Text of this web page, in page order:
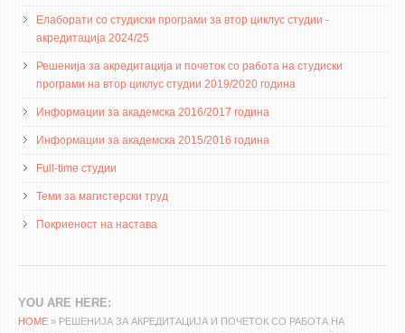
QIM-SEE
3DFindIT
WATERBRIDGING
CIRASIM
ENERGET
AIR QUALITY MODELLING
АКТИ
АКТИ
ЗАВРШНИ СМЕТКИ
Елаборати со студиски програми за втор циклус студии -
акредитација 2024/25
Решенија за акредитација и почеток со работа на студиски
програми на втор циклус студии 2019/2020 година
Информации за академска 2016/2017 година
Информации за академска 2015/2016 година
Full-time студии
Теми за магистерски труд
Покриеност на настава
YOU ARE HERE
HOME » РЕШЕНИЈА ЗА АКРЕДИТАЦИЈА И ПОЧЕТОК СО РАБОТА НА